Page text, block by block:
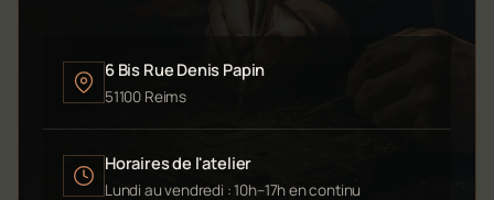
6 Bis Rue Denis Papin
51100 Reims
Horaires de l'atelier
Lundi au vendredi : 10h–17h en continu